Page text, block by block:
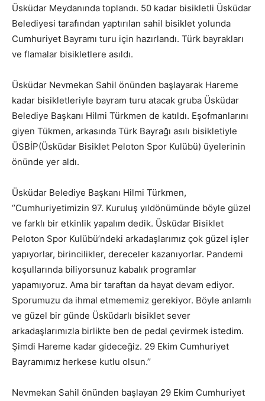
Üsküdar Meydanında toplandı. 50 kadar bisikletli Üsküdar
Belediyesi tarafından yaptırılan sahil bisiklet yolunda
Cumhuriyet Bayramı turu için hazırlandı. Türk bayrakları
ve flamalar bisikletlere asıldı.
Üsküdar Nevmekan Sahil önünden başlayarak Hareme
kadar bisikletleriyle bayram turu atacak gruba Üsküdar
Belediye Başkanı Hilmi Türkmen de katıldı. Eşofmanlarını
giyen Tükmen, arkasında Türk Bayrağı asılı bisikletiyle
ÜSBİP(Üsküdar Bisiklet Peloton Spor Kulübü) üyelerinin
önünde yer aldı.
Üsküdar Belediye Başkanı Hilmi Türkmen,
‘’Cumhuriyetimizin 97. Kuruluş yıldönümünde böyle güzel
ve farklı bir etkinlik yapalım dedik. Üsküdar Bisiklet
Peloton Spor Kulübü’ndeki arkadaşlarımız çok güzel işler
yapıyorlar, birincilikler, dereceler kazanıyorlar. Pandemi
koşullarında biliyorsunuz kabalık programlar
yapamıyoruz. Ama bir taraftan da hayat devam ediyor.
Sporumuzu da ihmal etmememiz gerekiyor. Böyle anlamlı
ve güzel bir günde Üsküdarlı bisiklet sever
arkadaşlarımızla birlikte ben de pedal çevirmek istedim.
Şimdi Hareme kadar gideceğiz. 29 Ekim Cumhuriyet
Bayramımız herkese kutlu olsun.’’
Nevmekan Sahil önünden başlayan 29 Ekim Cumhuriyet